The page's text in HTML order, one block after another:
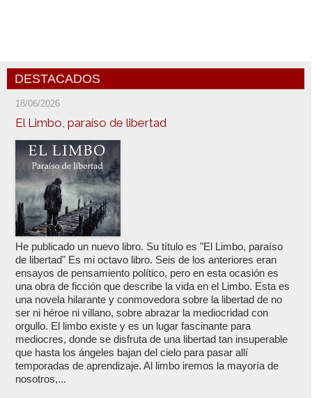
DESTACADOS
18/06/2026
El Limbo, paraíso de libertad
He publicado un nuevo libro. Su título es "El Limbo, paraíso
de libertad" Es mi octavo libro. Seis de los anteriores eran
ensayos de pensamiento político, pero en esta ocasión es
una obra de ficción que describe la vida en el Limbo. Esta es
una novela hilarante y conmovedora sobre la libertad de no
ser ni héroe ni villano, sobre abrazar la mediocridad con
orgullo. El limbo existe y es un lugar fascinante para
mediocres, donde se disfruta de una libertad tan insuperable
que hasta los ángeles bajan del cielo para pasar allí
temporadas de aprendizaje. Al limbo iremos la mayoría de
nosotros,...